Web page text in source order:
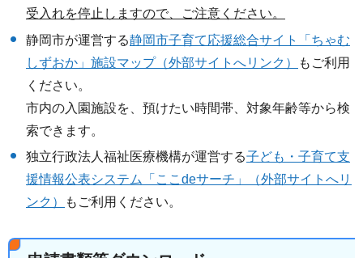
受入れを停止しますので、ご注意ください。
静岡市が運営する静岡市子育て応援総合サイト「ちゃむ
しずおか」施設マップ（外部サイトへリンク）
もご利用
ください。
市内の入園施設を、預けたい時間帯、対象年齢等から検
索できます。
独立行政法人福祉医療機構が運営する子ども・子育て支
援情報公表システム「ここdeサーチ」（外部サイトへリ
ンク）
もご利用ください。